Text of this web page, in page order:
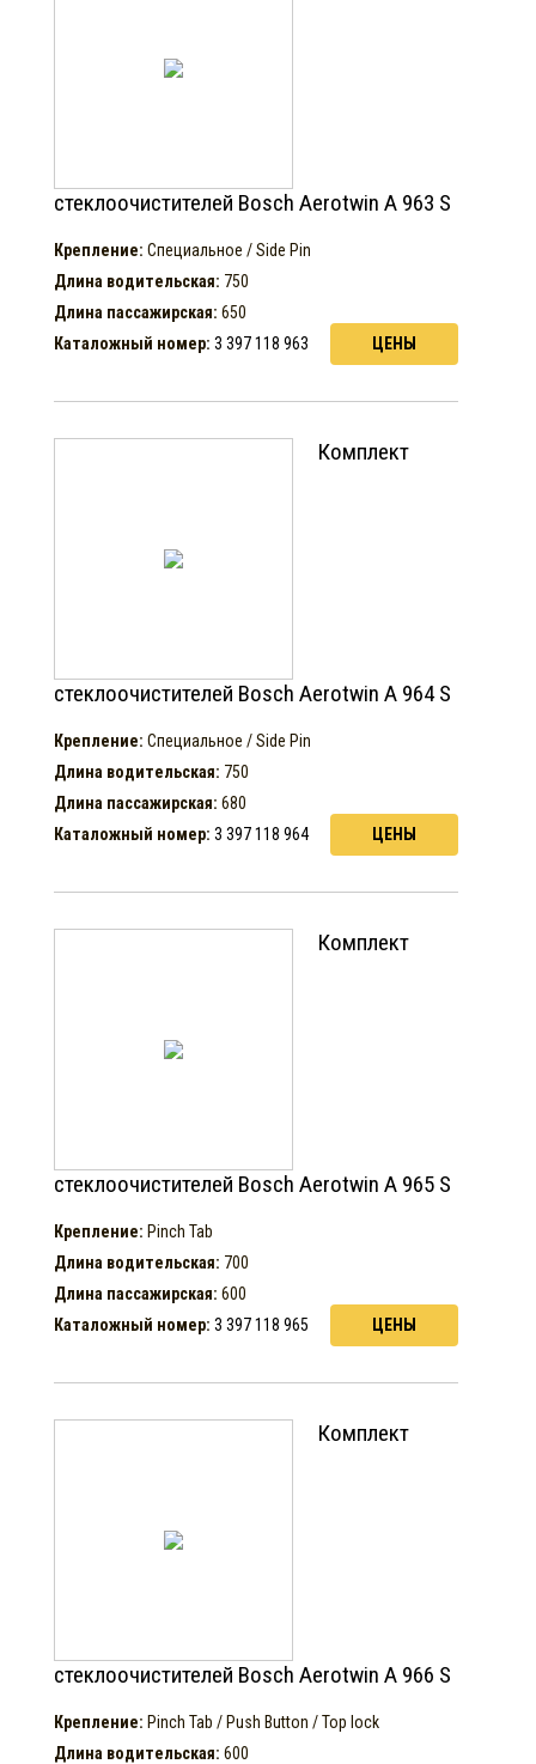
стеклоочистителей Bosch Aerotwin A 963 S
Крепление: Специальное / Side Pin
Длина водительская: 750
Длина пассажирская: 650
Каталожный номер: 3 397 118 963 ЦЕНЫ
Комплект
стеклоочистителей Bosch Aerotwin A 964 S
Крепление: Специальное / Side Pin
Длина водительская: 750
Длина пассажирская: 680
Каталожный номер: 3 397 118 964 ЦЕНЫ
Комплект
стеклоочистителей Bosch Aerotwin A 965 S
Крепление: Pinch Tab
Длина водительская: 700
Длина пассажирская: 600
Каталожный номер: 3 397 118 965 ЦЕНЫ
Комплект
стеклоочистителей Bosch Aerotwin A 966 S
Крепление: Pinch Tab / Push Button / Top lock
Длина водительская: 600